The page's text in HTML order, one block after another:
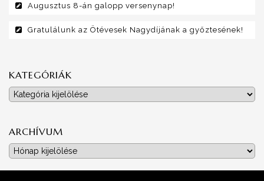
Augusztus 8-án galopp versenynap!
Gratulálunk az Ötévesek Nagydíjának a győztesének!
KATEGÓRIÁK
Kategóriák
ARCHÍVUM
Archívum